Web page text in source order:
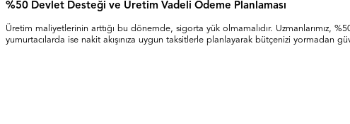
%50 Devlet Desteği ve Üretim Vadeli Ödeme Planlaması
Üretim maliyetlerinin arttığı bu dönemde, sigorta yük olmamalıdır. Uzmanlarımız,
yumurtacılarda ise nakit akışınıza uygun taksitlerle planlayarak bütçenizi yormadan